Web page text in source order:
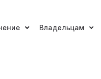
Владельцам